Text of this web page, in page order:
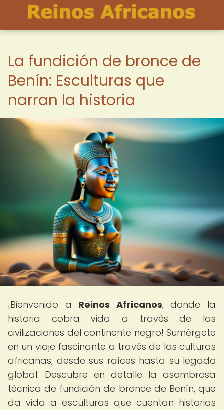
La fundición de bronce de
Benín: Esculturas que
narran la historia
¡Bienvenido a Reinos Africanos, donde la
historia cobra vida a través de las
civilizaciones del continente negro! Sumérgete
en un viaje fascinante a través de las culturas
africanas, desde sus raíces hasta su legado
global. Descubre en detalle la asombrosa
técnica de fundición de bronce de Benín, que
da vida a esculturas que cuentan historias